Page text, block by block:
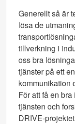
Generellt så är
lösa de
tillverkning i
oss bra
tjänster på ett
kommunikation
För att få en
tjänsten och
DRIVE-